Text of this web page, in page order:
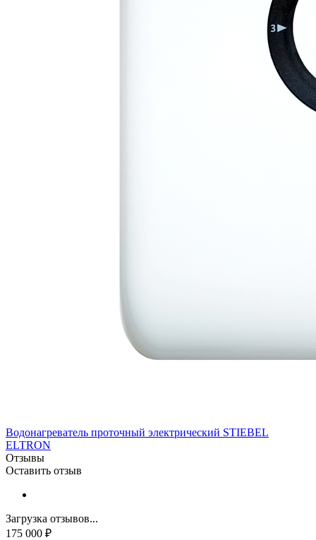
Водонагреватель проточный электрический STIEBEL
ELTRON
Отзывы
Оставить отзыв
Загрузка отзывов...
175 000 ₽